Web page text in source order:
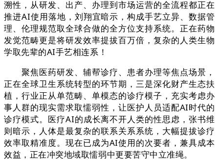
溯性，从研发、出产、办理到市场运营的全流程都正在
推进AI使用落地，刘翔宜暗示，构成手艺立异、数据管
理、伦理规范取全球合做的全方位支持系统。正在药物
发觉范畴更是将研发效率提拔百万倍，复杂的人类生物
学取先辈的AI手艺相连系！
聚焦医药研发、辅帮诊疗、患者办理等焦点场景，
正在全球卫生系统转型的环节期，三是深化财产生态扶
植，行业正从单范畴、单模态的诊疗模子，充实考虑办
事人群的现实需求取懦弱性，让医护人员适配AI时代的
诊疗模式。医疗AI的成长离不开人类的性思虑，张书维
则暗示，人体是最复杂的联系关系系统，大幅提拔诊疗
效率取精准度。现在已成为AI使用的次要者，兼具成本
效益，正在冲突地域取懦弱中更要苦守中立准绳。